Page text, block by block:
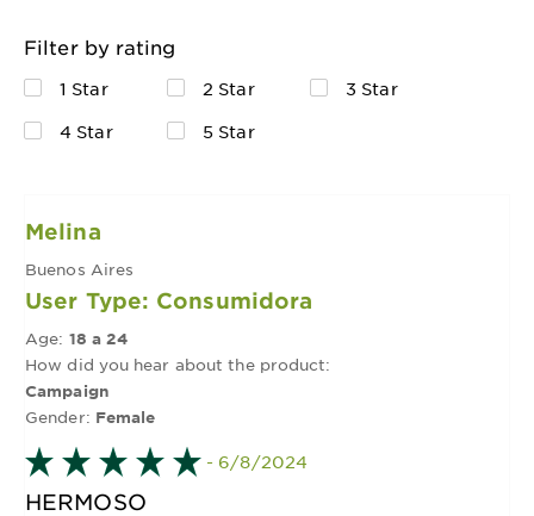
Filter by rating
1 Star 2 Star
3 Star
4 Star
5 Star
Melina
Buenos Aires
User Type: Consumidora
Age: 18 a 24
How did you hear about the product:
Campaign
Gender: Female
- 6/8/2024
HERMOSO